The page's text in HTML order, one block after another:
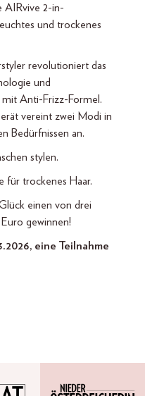
AIRvive 2-in-
und trockenes
revolutioniert das
und
Anti-Frizz-Formel.
vereint zwei Modi in
Bedürfnissen an.
stylen.
für trockenes Haar.
einen von drei
gewinnen!
eine Teilnahme